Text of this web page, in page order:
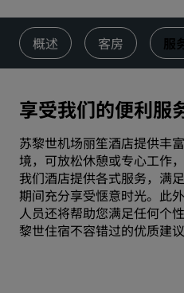
概述 客房 服
享受我们的便利服
苏黎世机场丽笙酒店提供丰
境，可放松休憩或专心工作
我们酒店提供各式服务，满
期间充分享受惬意时光。此
人员还将帮助您满足任何个
黎世住宿不容错过的优质建议